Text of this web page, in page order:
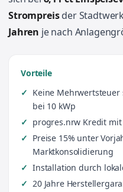
Strompreisder
Jahren je nach
Vorteile
Keine Mehrwertsteuer
bei 10 kWp
progres.nrw Kredit
Preise 15% unter
Marktkonsolidierung
Installation durch
20 Jahre